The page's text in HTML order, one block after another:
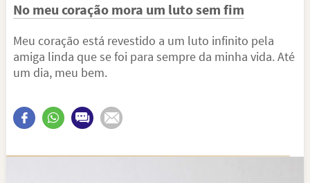
No meu coração mora um luto sem fim
Meu coração está revestido a um luto infinito pela
amiga linda que se foi para sempre da minha vida. Até
um dia, meu bem.